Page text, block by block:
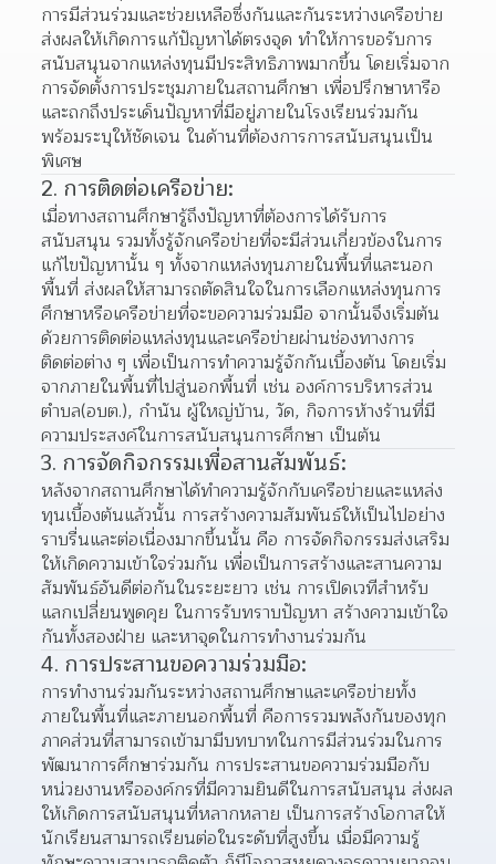
การมีส่วนร่วมและช่วยเหลือซึ่งกันและกันระหว่างเครือข่าย
ส่งผลให้เกิดการแก้ปัญหาได้ตรงจุด ทำให้การขอรับการ
สนับสนุนจากแหล่งทุนมีประสิทธิภาพมากขึ้น โดยเริ่มจาก
การจัดตั้งการประชุมภายในสถานศึกษา เพื่อปรึกษาหารือ
และถกถึงประเด็นปัญหาที่มีอยู่ภายในโรงเรียนร่วมกัน
พร้อมระบุให้ชัดเจน ในด้านที่ต้องการการสนับสนุนเป็น
พิเศษ
2. การติดต่อเครือข่าย:
เมื่อทางสถานศึกษารู้ถึงปัญหาที่ต้องการได้รับการ
สนับสนุน รวมทั้งรู้จักเครือข่ายที่จะมีส่วนเกี่ยวข้องในการ
แก้ไขปัญหานั้น ๆ ทั้งจากแหล่งทุนภายในพื้นที่และนอก
พื้นที่ ส่งผลให้สามารถตัดสินใจในการเลือกแหล่งทุนการ
ศึกษาหรือเครือข่ายที่จะขอความร่วมมือ จากนั้นจึงเริ่มต้น
ด้วยการติดต่อแหล่งทุนและเครือข่ายผ่านช่องทางการ
ติดต่อต่าง ๆ เพื่อเป็นการทำความรู้จักกันเบื้องต้น โดยเริ่ม
จากภายในพื้นที่ไปสู่นอกพื้นที่ เช่น องค์การบริหารส่วน
ตำบล(อบต.), กำนัน ผู้ใหญ่บ้าน, วัด, กิจการห้างร้านที่มี
ความประสงค์ในการสนับสนุนการศึกษา เป็นต้น
3. การจัดกิจกรรมเพื่อสานสัมพันธ์:
หลังจากสถานศึกษาได้ทำความรู้จักกับเครือข่ายและแหล่ง
ทุนเบื้องต้นแล้วนั้น การสร้างความสัมพันธ์ให้เป็นไปอย่าง
ราบรื่นและต่อเนื่องมากขึ้นนั้น คือ การจัดกิจกรรมส่งเสริม
ให้เกิดความเข้าใจร่วมกัน เพื่อเป็นการสร้างและสานความ
สัมพันธ์อันดีต่อกันในระยะยาว เช่น การเปิดเวทีสำหรับ
แลกเปลี่ยนพูดคุย ในการรับทราบปัญหา สร้างความเข้าใจ
กันทั้งสองฝ่าย และหาจุดในการทำงานร่วมกัน
4. การประสานขอความร่วมมือ:
การทำงานร่วมกันระหว่างสถานศึกษาและเครือข่ายทั้ง
ภายในพื้นที่และภายนอกพื้นที่ คือการรวมพลังกันของทุก
ภาคส่วนที่สามารถเข้ามามีบทบาทในการมีส่วนร่วมในการ
พัฒนาการศึกษาร่วมกัน การประสานขอความร่วมมือกับ
หน่วยงานหรือองค์กรที่มีความยินดีในการสนับสนุน ส่งผล
ให้เกิดการสนับสนุนที่หลากหลาย เป็นการสร้างโอกาสให้
นักเรียนสามารถเรียนต่อในระดับที่สูงขึ้น เมื่อมีความรู้